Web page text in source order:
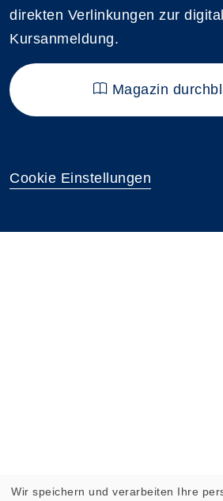
direkten Verlinkungen zur
Kursanmeldung.
Magazin
Cookie Einstellungen
Wir speichern und verarbeiten Ihre